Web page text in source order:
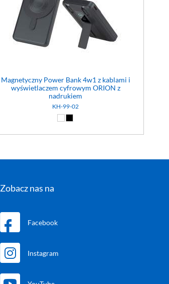
Magnetyczny Power Bank 4w1 z kablami i
wyświetlaczem cyfrowym ORION z
nadrukiem
KH-99-02
Biały (01)
Czarny (02)
Zobacz nas na
Facebook
Instagram